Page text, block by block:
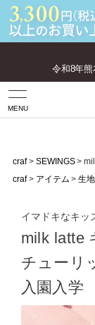
令和8年
MENU
craf SEWINGS
craf
アイテム 生地
イマドキなキッ
milk latte
チュー
入園入学